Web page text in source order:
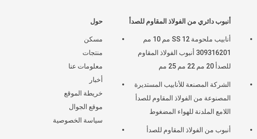
حول
مسكن
منتجات
معلومات عنا
أخبار
خريطة الموقع
موقع الجوال
سياسة الخصوصية
أنبوب دائري من الفولاذ المقاوم للصدأ
أنابيب ملحومة SS 12 مم 10 مم
309316201 أنبوب الفولاذ المقاوم
للصدأ 20 مم 22 مم 25 مم
الشركة المصنعة للأنابيب المستديرة
المصنوعة من الفولاذ المقاوم للصدأ
اللامع الملدنة للهواء المضغوط
317316ti 304l 310s 309
أنبوب من الفولاذ المقاوم للصدأ